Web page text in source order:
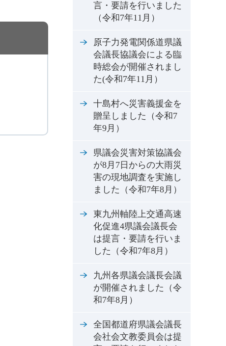
言・要請を行いました
（令和7年11月）
原子力発電関係道県議
会議長協議会による臨
時総会が開催されまし
た(令和7年11月）
十島村へ災害義援金を
贈呈しました（令和7
年9月）
県議会災害対策協議会
が8月7日からの大雨災
害の現地調査を実施し
ました（令和7年8月）
東九州軸陸上交通高速
化促進4県議会議長会
は提言・要請を行いま
した（令和7年8月）
九州各県議会議長会議
が開催されました（令
和7年8月）
全国都道府県議会議長
会社会文教委員会は提